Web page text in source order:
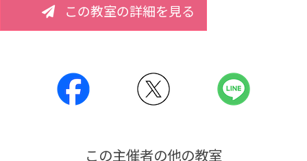
この教室の詳細を見る
この主催者の他の教室